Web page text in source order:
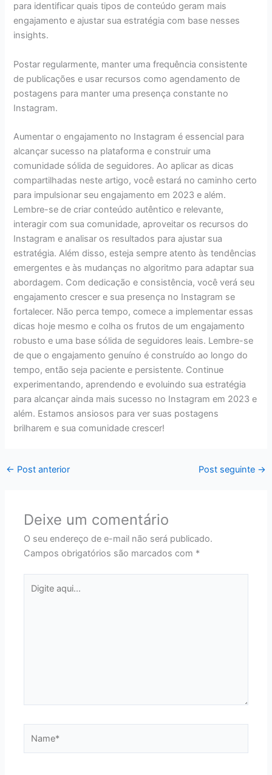
para identificar quais tipos de conteúdo geram mais
engajamento e ajustar sua estratégia com base nesses
insights.
Postar regularmente, manter uma frequência consistente
de publicações e usar recursos como agendamento de
postagens para manter uma presença constante no
Instagram.
Aumentar o engajamento no Instagram é essencial para
alcançar sucesso na plataforma e construir uma
comunidade sólida de seguidores. Ao aplicar as dicas
compartilhadas neste artigo, você estará no caminho certo
para impulsionar seu engajamento em 2023 e além.
Lembre-se de criar conteúdo autêntico e relevante,
interagir com sua comunidade, aproveitar os recursos do
Instagram e analisar os resultados para ajustar sua
estratégia. Além disso, esteja sempre atento às tendências
emergentes e às mudanças no algoritmo para adaptar sua
abordagem. Com dedicação e consistência, você verá seu
engajamento crescer e sua presença no Instagram se
fortalecer. Não perca tempo, comece a implementar essas
dicas hoje mesmo e colha os frutos de um engajamento
robusto e uma base sólida de seguidores leais. Lembre-se
de que o engajamento genuíno é construído ao longo do
tempo, então seja paciente e persistente. Continue
experimentando, aprendendo e evoluindo sua estratégia
para alcançar ainda mais sucesso no Instagram em 2023 e
além. Estamos ansiosos para ver suas postagens
brilharem e sua comunidade crescer!
← Post anterior Post seguinte →
Deixe um comentário
O seu endereço de e-mail não será publicado.
Campos obrigatórios são marcados com *
aqui...